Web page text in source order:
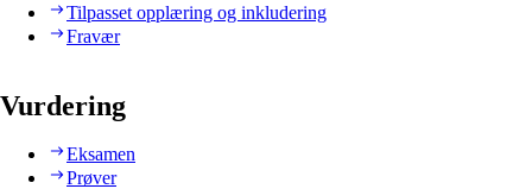
Tilpasset opplæring og inkludering
Fravær
Vurdering
Eksamen
Prøver